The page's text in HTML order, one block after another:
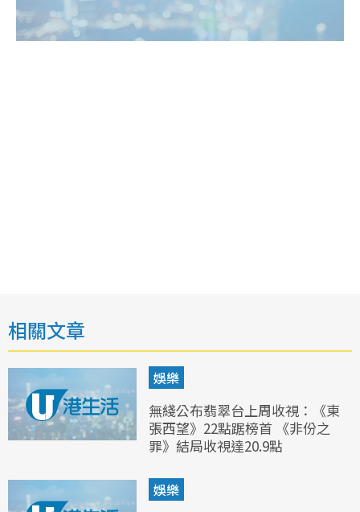
相關文章
娛樂
無綫公布翡翠台上周收視：《東
張西望》22點踞榜首 《非份之
罪》結局收視達20.9點
娛樂